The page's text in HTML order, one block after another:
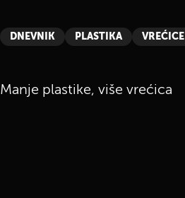
DNEVNIK PLASTIKA VREĆICE
Manje plastike, više vrećica